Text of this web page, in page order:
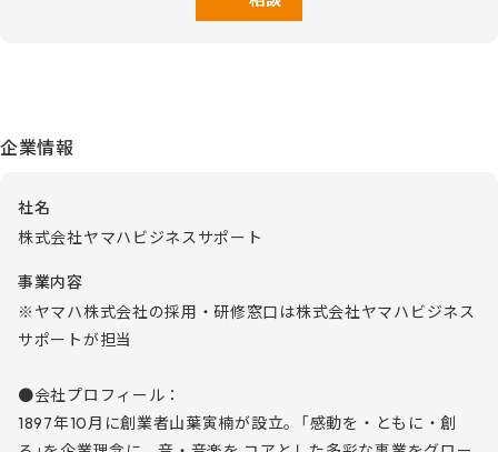
企業情報
社名
株式会社ヤマハビジネスサポート
事業内容
※ヤマハ株式会社の採用・研修窓口は株式会社ヤマハビジネス
サポートが担当
●会社プロフィール：
1897年10月に創業者山葉寅楠が設立。「感動を・ともに・創